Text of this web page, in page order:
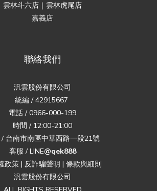
雲林斗六店｜雲林虎尾店
嘉義店
聯絡我們
汎雲股份有限公司
統編 / 42915667
電話 / 0966-000-199
時間 / 12:00-21:00
台南市南區中華西路一段21號
客服 / LINE@qek888
政策 | 反詐騙聲明 | 條款與細則
汎雲股份有限公司